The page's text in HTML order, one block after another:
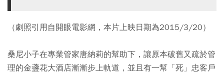
（劇照引用自開眼電影網，本片上映日期為2015/3/20）
桑尼小子在專業管家唐納莉的幫助下，讓原本破舊又疏於管
理的金盞花大酒店漸漸步上軌道，並且有一幫「死」忠客戶